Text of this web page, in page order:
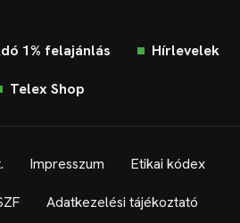
1% felajánlás Hírlevelek
Telex Shop
Impresszum Etikai kódex
Adatkezelési tájékoztató